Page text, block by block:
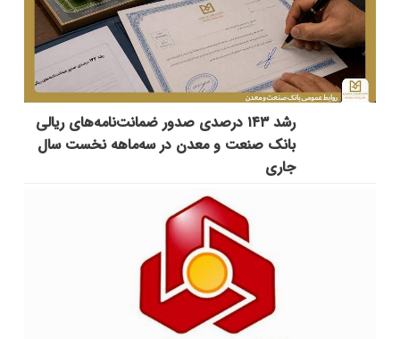
رشد ۱۴۳ درصدی صدور ضمانت‌نامه‌های ریالی
بانک صنعت و معدن در سه‌ماهه نخست سال
جاری